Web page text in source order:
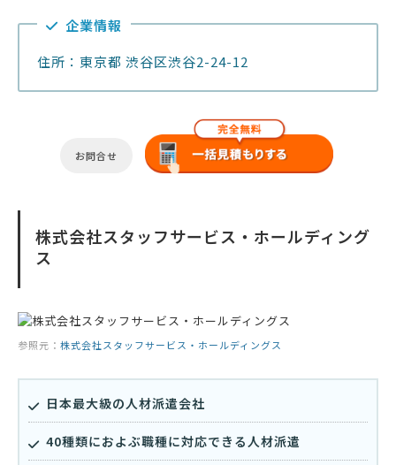
企業情報
住所：東京都 渋谷区渋谷2-24-12
お問合せ
株式会社スタッフサービス・ホールディング
ス
参照元： 株式会社スタッフサービス・ホールディングス
日本最大級の人材派遣会社
40種類におよぶ職種に対応できる人材派遣